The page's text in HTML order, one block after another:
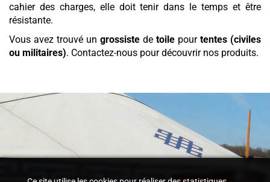
cahier des charges, elle doit tenir dans le temps et être
résistante.
Vous avez trouvé un grossiste de toile pour tentes (civiles
ou militaires). Contactez-nous pour découvrir nos produits.